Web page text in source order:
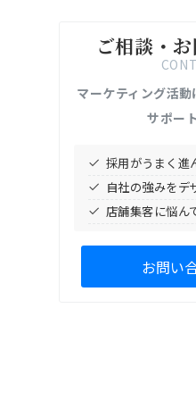
ご相談・
マーケティング活
サポー
採用がうまく進
自社の強みをデ
店舗集客に悩ん
お問い